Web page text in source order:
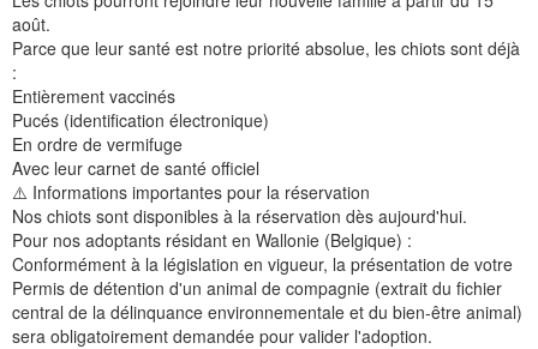
août.
​Parce que leur santé est notre priorité absolue, les chiots sont déjà
:
​Entièrement vaccinés
​Pucés (identification électronique)
​En ordre de vermifuge
​Avec leur carnet de santé officiel
​⚠️ Informations importantes pour la réservation
​Nos chiots sont disponibles à la réservation dès aujourd'hui.
​Pour nos adoptants résidant en Wallonie (Belgique) :
Conformément à la législation en vigueur, la présentation de votre
Permis de détention d'un animal de compagnie (extrait du fichier
central de la délinquance environnementale et du bien-être animal)
sera obligatoirement demandée pour valider l'adoption.